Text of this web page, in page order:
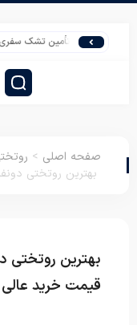
تأمین تشک سفری برای
صفحه اصلی >
بهترین روتختی
بهترین روتختی
قیمت خرید عالی